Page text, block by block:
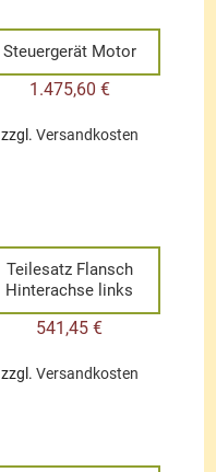
Steuergerät Motor
1.475,60 €
zzgl. Versandkosten
Teilesatz Flansch
Hinterachse links
541,45€
zzgl. Versandkosten